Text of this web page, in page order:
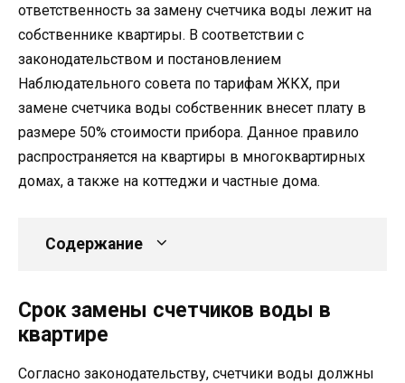
ответственность за замену счетчика воды лежит на
собственнике квартиры. В соответствии с
законодательством и постановлением
Наблюдательного совета по тарифам ЖКХ, при
замене счетчика воды собственник внесет плату в
размере 50% стоимости прибора. Данное правило
распространяется на квартиры в многоквартирных
домах, а также на коттеджи и частные дома.
Содержание
Срок замены счетчиков воды в
квартире
Согласно законодательству, счетчики воды должны